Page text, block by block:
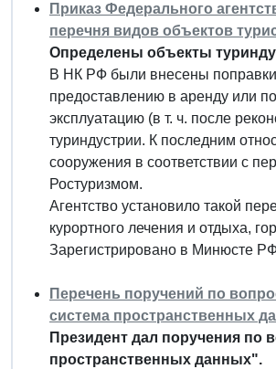
Приказ Федерального
перечня видов объектов
Определены объекты
В НК РФ были внесены
предоставлению в аренду или
эксплуатацию (в т. ч. после
туриндустрии. К последним
сооружения в соответствии с
Ростуризмом.
Агентство установило такой
курортного лечения и отдыха,
Зарегистрировано в Минюсте
Перечень поручений по
система пространственных
Президент дал поручения по
пространственных данных".